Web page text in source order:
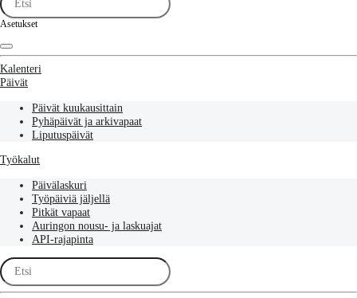
Asetukset
Kalenteri
Päivät
Päivät kuukausittain
Pyhäpäivät ja arkivapaat
Liputuspäivät
Työkalut
Päivälaskuri
Työpäiviä jäljellä
Pitkät vapaat
Auringon nousu- ja laskuajat
API-rajapinta